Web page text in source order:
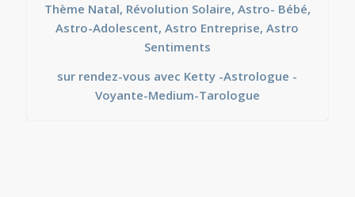
Thème Natal, Révolution Solaire, Astro- Bébé,
Astro-Adolescent, Astro Entreprise, Astro
Sentiments
sur rendez-vous avec Ketty -Astrologue -
Voyante-Medium-Tarologue